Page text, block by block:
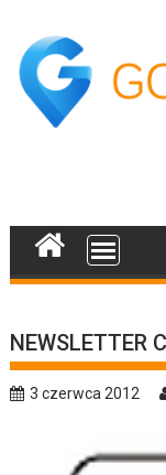
content
NEWSLETTER
3 czerwca 2012